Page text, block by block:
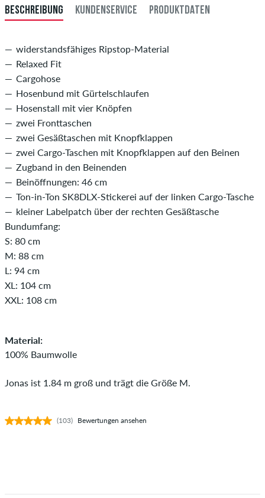
34 86
BESCHREIBUNG KUNDENSERVICE PRODUKTDATEN
widerstandsfähiges Ripstop-Material
Relaxed Fit
Cargohose
Hosenbund mit Gürtelschlaufen
Hosenstall mit vier Knöpfen
zwei Fronttaschen
zwei Gesäßtaschen mit Knopfklappen
zwei Cargo-Taschen mit Knopfklappen auf den Beinen
Zugband in den Beinenden
Beinöffnungen: 46 cm
Ton-in-Ton SK8DLX-Stickerei auf der linken Cargo-Tasche
kleiner Labelpatch über der rechten Gesäßtasche
Bundumfang:
S: 80 cm
M: 88 cm
L: 94 cm
XL: 104 cm
XXL: 108 cm
Material:
100% Baumwolle
Jonas ist 1.84 m groß und trägt die Größe M.
(103) Bewertungen ansehen